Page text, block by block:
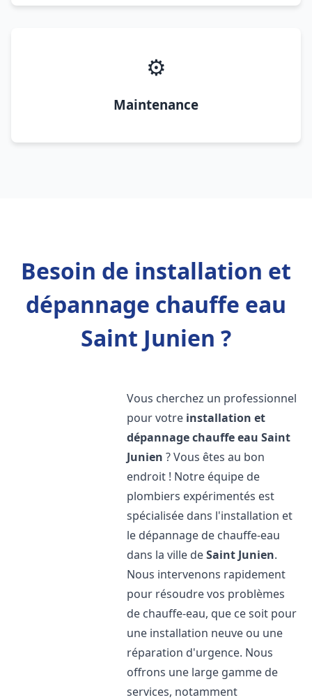
⚙️
Maintenance
Besoin de installation et
dépannage chauffe eau
Saint Junien ?
Vous cherchez un professionnel
pour votre installation et
dépannage chauffe eau Saint
Junien ? Vous êtes au bon
endroit ! Notre équipe de
plombiers expérimentés est
spécialisée dans l'installation et
le dépannage de chauffe-eau
dans la ville deSaint Junien.
Nous intervenons rapidement
pour résoudre vos problèmes
de chauffe-eau, que ce soit pour
une installation neuve ou une
réparation d'urgence. Nous
offrons une large gamme de
services, notamment